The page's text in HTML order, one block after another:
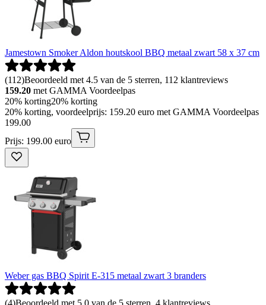
Jamestown Smoker Aldon houtskool BBQ metaal zwart 58 x 37 cm
(112)Beoordeeld met 4.5 van de 5 sterren, 112 klantreviews
159.20 met GAMMA Voordeelpas
20% korting20% korting
20% korting, voordeelprijs: 159.20 euro met GAMMA Voordeelpas
199.00
Prijs: 199.00 euro
Weber gas BBQ Spirit E-315 metaal zwart 3 branders
(4)Beoordeeld met 5.0 van de 5 sterren, 4 klantreviews